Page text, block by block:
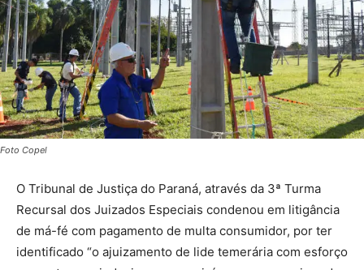
Foto Copel
O Tribunal de Justiça do Paraná, através da 3ª Turma
Recursal dos Juizados Especiais condenou em litigância
de má-fé com pagamento de multa consumidor, por ter
identificado “o ajuizamento de lide temerária com esforço